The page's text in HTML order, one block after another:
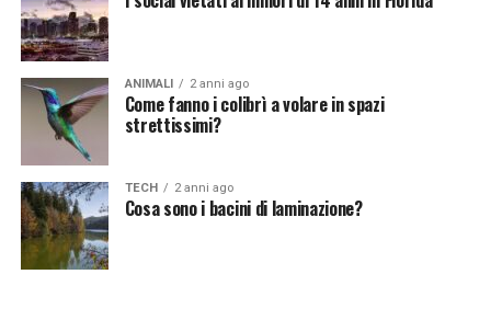
ANIMALI 2 anni ago
Come fanno i colibrì a volare in spazi
strettissimi?
TECH 2 anni ago
Cosa sono i bacini di laminazione?